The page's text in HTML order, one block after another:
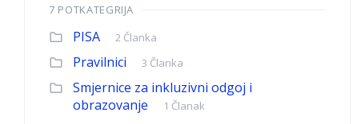
7 POTKATEGRIJA
PISA 2 Članka
Pravilnici 3 Članka
Smjernice za inkluzivni odgoj i
obrazovanje
1 Članak